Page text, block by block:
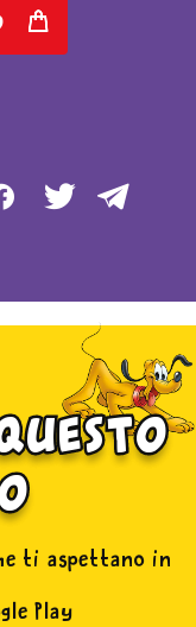
FacebookTwitter
ti aspettano in
Play